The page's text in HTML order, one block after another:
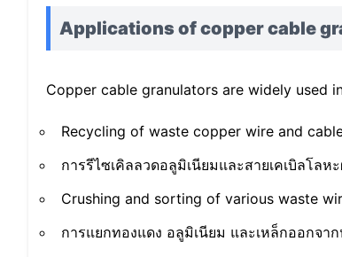
Applications of copper cable
Copper cable granulators are widely used
Recycling of waste copper wire and
การรีไซเคิลลวดอลูมิเนียมและสายเคเบิลโลห
Crushing and sorting of various waste
การแยกทองแดง อลูมิเนียม และเหล็กออกจา